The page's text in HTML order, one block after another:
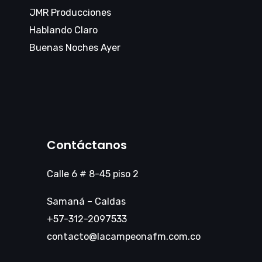
JMR Producciones
Hablando Claro
Buenas Noches Ayer
Contáctanos
Calle 6 # 8-45 piso 2
Samaná – Caldas
+57-312-2097533
contacto@lacampeonafm.com.co